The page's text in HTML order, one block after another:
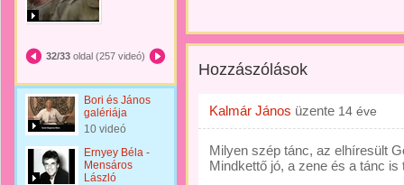
32/33 oldal (257 videó)
Bori és János
galériája
10 videó
Ernyey Béla -
Mensáros
László
Hozzászólások
Kalmár János üzente 14 éve
Milyen szép tánc, az elhíresült
Mindkettő jó, a zene és a tánc is